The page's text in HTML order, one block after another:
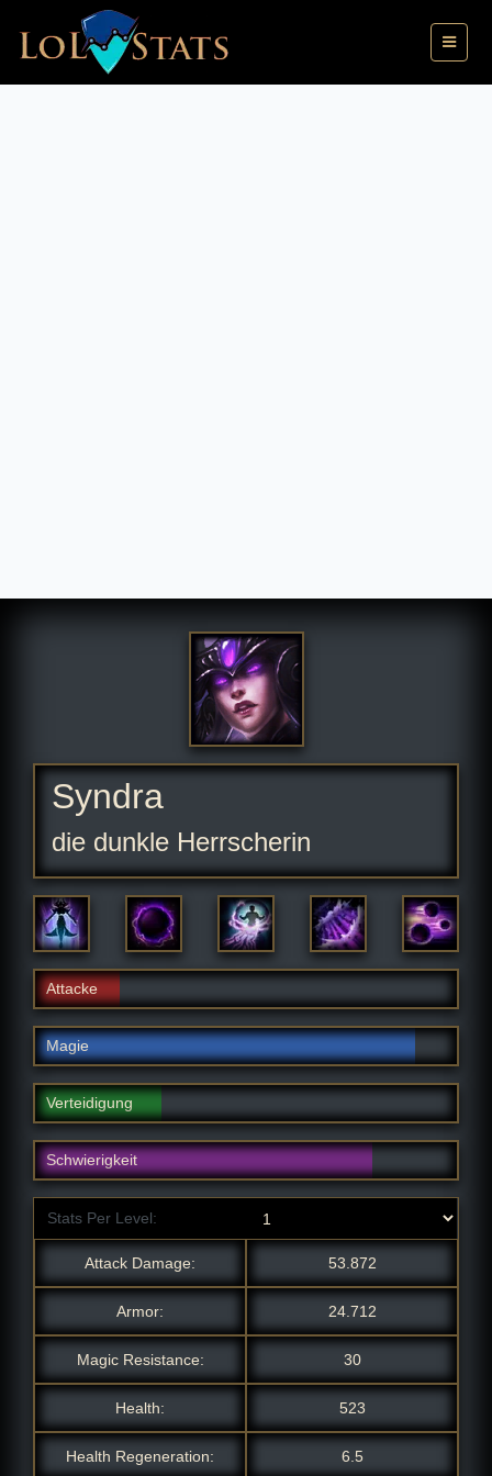
Syndra
die dunkle Herrscherin
Attacke
Magie
Verteidigung
Schwierigkeit
Stats Per Level:
Attack Damage: 53.872
Armor: 24.712
Magic Resistance: 30
Health: 523
Health Regeneration: 6.5